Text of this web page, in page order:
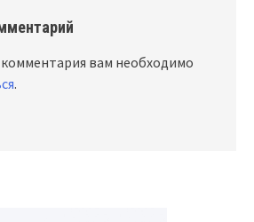
вам необходимо
.